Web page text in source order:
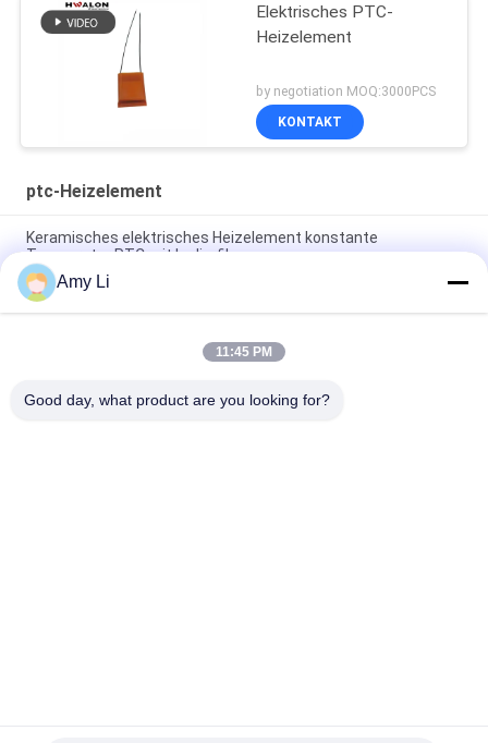
Elektrisches PTC-
Heizelement
by negotiation MOQ:3000PCS
KONTAKT
ptc-Heizelement
Keramisches elektrisches Heizelement konstante
Temperatur PTC mit Isolierfilm
Wachsen Sie PTC-Heizelement 1 - keramisches 5000ohms
Heizelement mit Isolierungs-Film ein
Hohe Zuverlässigkeit Soem-ODM elektrisches Ptc-Heizungs-
Amy Li
11:45 PM
Good day, what product are you looking for?